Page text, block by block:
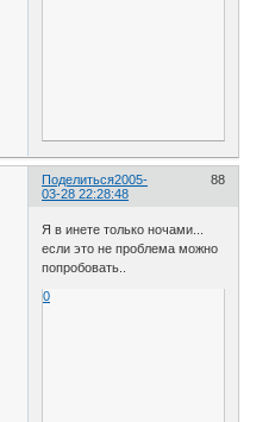
Поделиться 88
2005-
03-28 22:28:48
Я в инете только ночами...
если это не проблема можно
попробовать..
0